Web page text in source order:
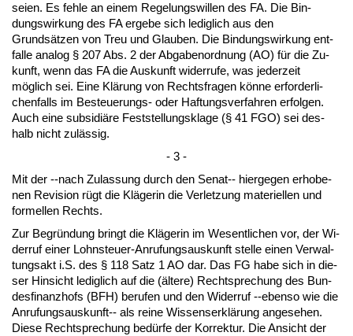
sei­en. Es feh­le an ei­nem Re­ge­lungs­wil­len des FA. Die Bin­
dungs­wir­kung des FA er­ge­be sich le­dig­lich aus den
Grundsätzen von Treu und Glau­ben. Die Bin­dungs­wir­kung ent­
fal­le ana­log § 207 Abs. 2 der Ab­ga­ben­ord­nung (AO) für die Zu­
kunft, wenn das FA die Aus­kunft wi­der­ru­fe, was je­der­zeit
möglich sei. Ei­ne Klärung von Rechts­fra­gen könne er­for­der­li­
chen­falls im Be­steue­rungs- oder Haf­tungs­ver­fah­ren er­fol­gen.
Auch ei­ne sub­si­diäre Fest­stel­lungs­kla­ge (§ 41 FGO) sei des­
halb nicht zulässig.
- 3 -
Mit der --nach Zu­las­sung durch den Se­nat-- hier­ge­gen er­ho­be­
nen Re­vi­si­on rügt die Kläge­rin die Ver­let­zung ma­te­ri­el­len und
for­mel­len Rechts.
Zur Be­gründung bringt die Kläge­rin im We­sent­li­chen vor, der Wi­
der­ruf ei­ner Lohn­steu­er-An­ru­fungs­aus­kunft stel­le ei­nen Ver­wal­
tungs­akt i.S. des § 118 Satz 1 AO dar. Das FG ha­be sich in die­
ser Hin­sicht le­dig­lich auf die (älte­re) Recht­spre­chung des Bun­
des­fi­nanz­hofs (BFH) be­ru­fen und den Wi­der­ruf --eben­so wie die
An­ru­fungs­aus­kunft-- als rei­ne Wis­sens­erklärung an­ge­se­hen.
Die­se Recht­spre­chung bedürfe der Kor­rek­tur. Die An­sicht der